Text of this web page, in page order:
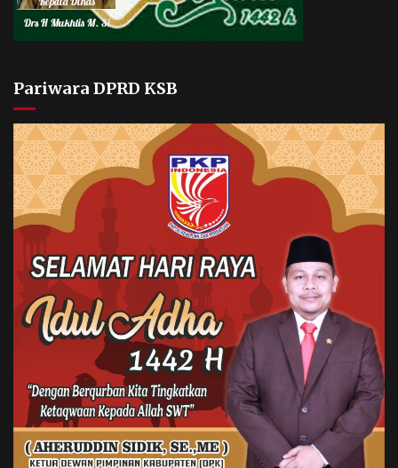
Pariwara DPRD KSB